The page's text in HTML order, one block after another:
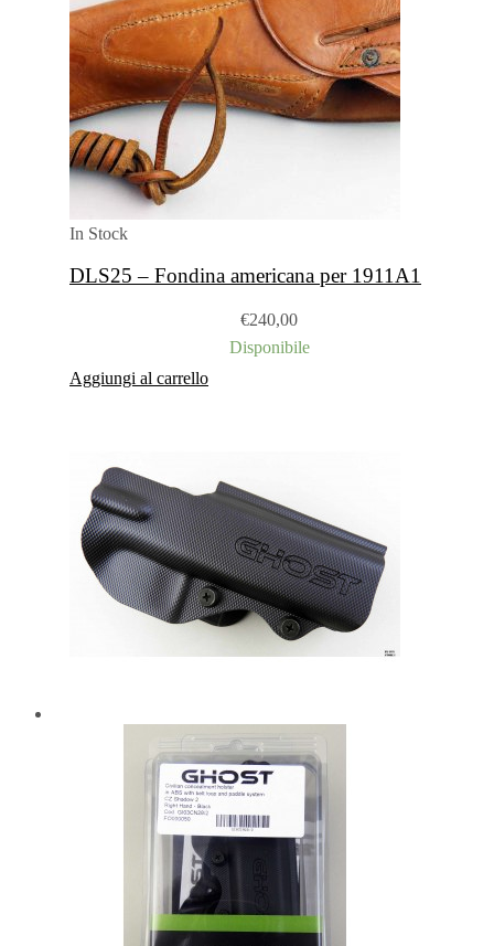
In Stock
DLS25 – Fondina americana per 1911A1
€240,00
Disponibile
Aggiungi al carrello